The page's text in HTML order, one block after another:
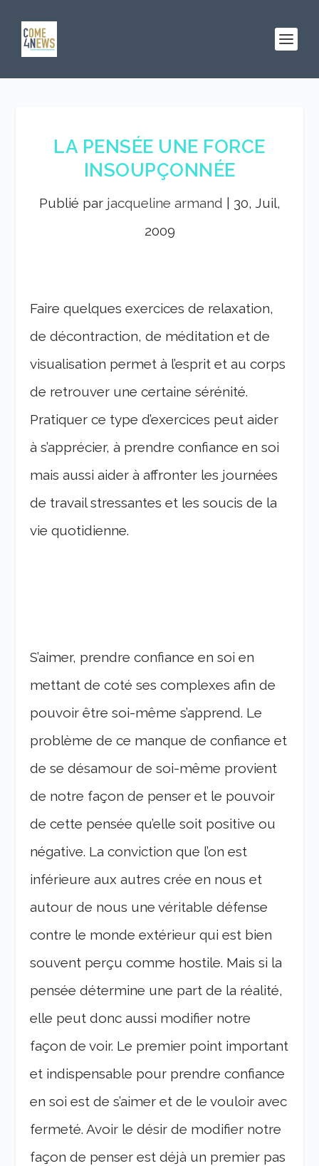
LA PENSÉE UNE FORCE
INSOUPÇONNÉE
Publié par jacqueline armand
30, Juil,
2009
Faire quelques exercices de relaxation,
de décontraction, de méditation et de
visualisation permet à l’esprit et au corps
de retrouver une certaine sérénité.
Pratiquer ce type d’exercices peut aider
à s’apprécier, à prendre confiance en soi
mais aussi aider à affronter les journées
de travail stressantes et les soucis de la
vie quotidienne.
S’aimer, prendre confiance en soi en
mettant de coté ses complexes afin de
pouvoir être soi-même s’apprend. Le
problème de ce manque de confiance et
de se désamour de soi-même provient
de notre façon de penser et le pouvoir
de cette pensée qu’elle soit positive ou
négative. La conviction que l’on est
inférieure aux autres crée en nous et
autour de nous une véritable défense
contre le monde extérieur qui est bien
souvent perçu comme hostile. Mais si la
pensée détermine une part de la réalité,
elle peut donc aussi modifier notre
façon de voir. Le premier point important
et indispensable pour prendre confiance
en soi est de s’aimer et de le vouloir avec
fermeté. Avoir le désir de modifier notre
façon de penser est déjà un premier pas